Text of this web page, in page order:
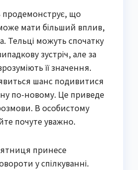
що
мати більший вплив,
Тельці можуть спочатку
зустріч, але за
її значення.
шанс подивитися
по-новому. Це приведе
В особистому
почуте уважно.
принесе
у спілкуванні.